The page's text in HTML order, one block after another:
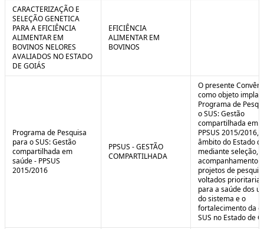
t
u
o
CARACTERIZAÇÃO E
SELEÇÃO GENETICA
PARA A EFICIÊNCIA
ALIMENTAR EM
BOVINOS NELORES
AVALIADOS NO ESTADO
DE GOIÁS
EFICIÊNCIA
ALIMENTAR EM
BOVINOS
Programa de Pesquisa
para o SUS: Gestão
compartilhada em
saúde - PPSUS
2015/2016
PPSUS - GESTÃO
COMPARTILHADA
O presente
como objeto
Programa de
o SUS: Gestão
compartilhada em
PPSUS 2015/2016,
âmbito do Estado
mediante seleção,
acompanhamento
projetos de
voltados
para a saúde dos
do sistema e o
fortalecimento da
SUS no Estado de